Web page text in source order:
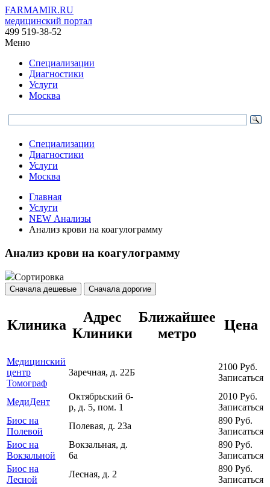
FARMAMIR.RU
медицинский портал
499 519-38-52
Меню
Специализации
Диагностики
Услуги
Москва
Специализации
Диагностики
Услуги
Москва
Главная
Услуги
NEW Анализы
Анализ крови на коагулограмму
Анализ крови на коагулограмму
Сортировка
Сначала дешевые Сначала дорогие
Клиника
Адрес
Клиники
Ближайшее
метро
Цена
Медицинский
центр
Томограф
Заречная, д. 22Б
2100 Руб.
Записаться
МедиДент
Октябрьский б-
р, д. 5, пом. 1
2010 Руб.
Записаться
Биос на
Полевой
Полевая, д. 23а
890 Руб.
Записаться
Биос на
Вокзальной
Вокзальная, д.
6а
890 Руб.
Записаться
Биос на
Лесной
Лесная, д. 2
890 Руб.
Записаться